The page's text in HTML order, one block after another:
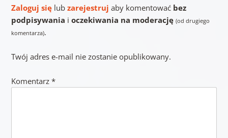
Zaloguj sięlub zarejestruj aby komentować bez
podpisywania i oczekiwania na moderację (od drugiego
komentarza).
Twój adres e-mail nie zostanie opublikowany.
Komentarz *